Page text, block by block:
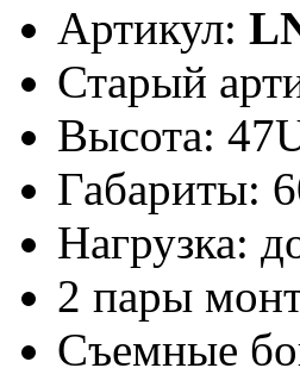
Артикул:
Старый
Высота:
Габариты:
Нагрузка:
2 пары
Съемные